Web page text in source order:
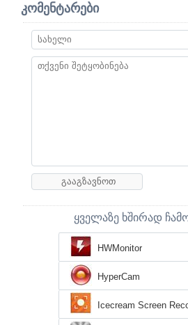
კომენტარები
ყველაზე ხშირად
HWMonitor
HyperCam
Icecream Screen